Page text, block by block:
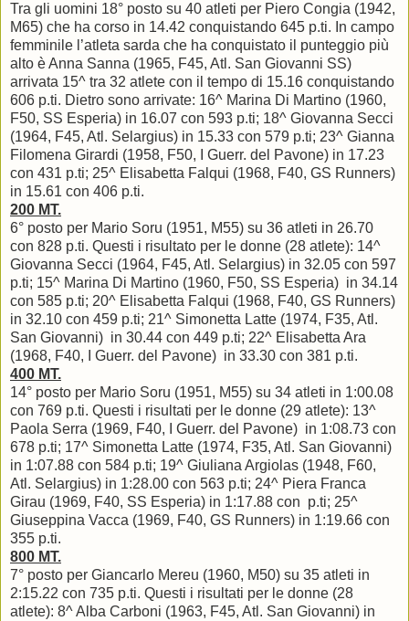
Tra gli uomini 18° posto su 40 atleti per Piero Congia (1942,
M65) che ha corso in 14.42 conquistando 645 p.ti. In campo
femminile l’atleta sarda che ha conquistato il punteggio più
alto è Anna Sanna (1965, F45, Atl. San Giovanni SS)
arrivata 15^ tra 32 atlete con il tempo di 15.16 conquistando
606 p.ti. Dietro sono arrivate: 16^ Marina Di Martino (1960,
F50, SS Esperia) in 16.07 con 593 p.ti; 18^ Giovanna Secci
(1964, F45, Atl. Selargius) in 15.33 con 579 p.ti; 23^ Gianna
Filomena Girardi (1958, F50, I Guerr. del Pavone) in 17.23
con 431 p.ti; 25^ Elisabetta Falqui (1968, F40, GS Runners)
in 15.61 con 406 p.ti.
200 MT.
6° posto per Mario Soru (1951, M55) su 36 atleti in 26.70
con 828 p.ti. Questi i risultato per le donne (28 atlete): 14^
Giovanna Secci (1964, F45, Atl. Selargius) in 32.05 con 597
p.ti; 15^ Marina Di Martino (1960, F50, SS Esperia) in 34.14
con 585 p.ti; 20^ Elisabetta Falqui (1968, F40, GS Runners)
in 32.10 con 459 p.ti; 21^ Simonetta Latte (1974, F35, Atl.
San Giovanni) in 30.44 con 449 p.ti; 22^ Elisabetta Ara
(1968, F40, I Guerr. del Pavone) in 33.30 con 381 p.ti.
400 MT.
14° posto per Mario Soru (1951, M55) su 34 atleti in 1:00.08
con 769 p.ti. Questi i risultati per le donne (29 atlete): 13^
Paola Serra (1969, F40, I Guerr. del Pavone) in 1:08.73 con
678 p.ti; 17^ Simonetta Latte (1974, F35, Atl. San Giovanni)
in 1:07.88 con 584 p.ti; 19^ Giuliana Argiolas (1948, F60,
Atl. Selargius) in 1:28.00 con 563 p.ti; 24^ Piera Franca
Girau (1969, F40, SS Esperia) in 1:17.88 con p.ti; 25^
Giuseppina Vacca (1969, F40, GS Runners) in 1:19.66 con
355 p.ti.
800 MT.
7° posto per Giancarlo Mereu (1960, M50) su 35 atleti in
2:15.22 con 735 p.ti. Questi i risultati per le donne (28
atlete): 8^ Alba Carboni (1963, F45, Atl. San Giovanni) in